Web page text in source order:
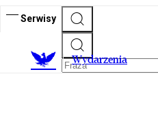
Serwisy
Wydarzenia